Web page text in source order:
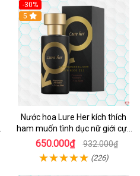
-30%
5
Nước hoa Lure Her kích thích
ham muốn tình dục nữ giới cực
mạnh không mùi
650.000₫ 932.000₫
(226)